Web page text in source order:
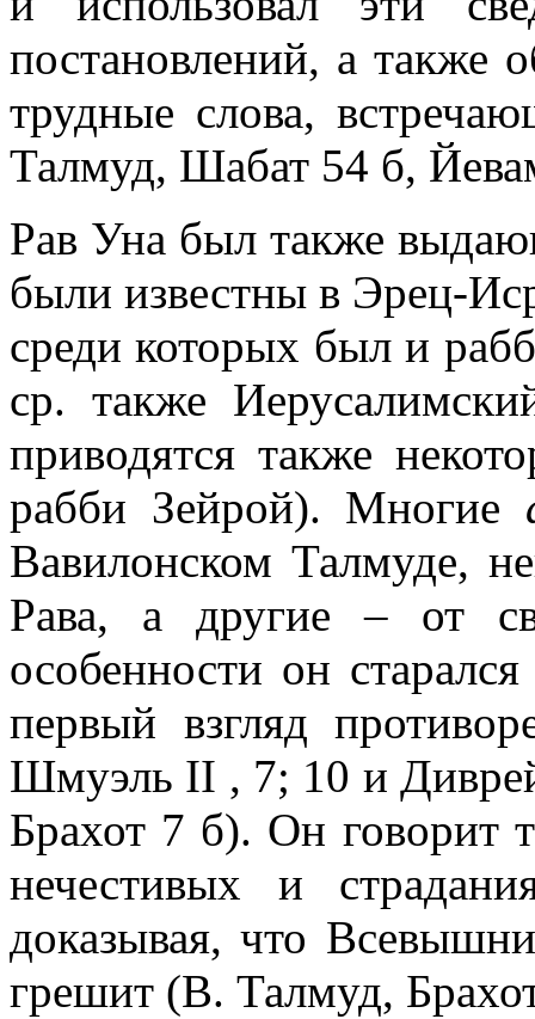
постановлений, а также
трудные слова,
Талмуд, Шабат 54 б,
Рав Уна был также
были известны в Эрец-
среди которых был и
ср. также
приводятся также
рабби Зейрой). Многие
Вавилонском Талмуде,
Рава, а другие – от
особенности он
первый взгляд
Шмуэль II , 7; 10 и
Брахот 7 б). Он говорит
нечестивых и
доказывая, что
грешит (В. Талмуд,